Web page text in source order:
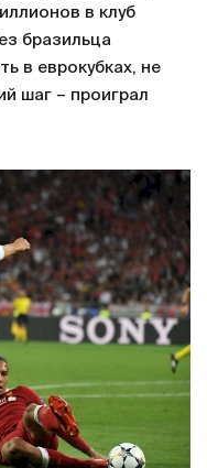
в клуб
бразильца
в еврокубках, не
шаг – проиграл